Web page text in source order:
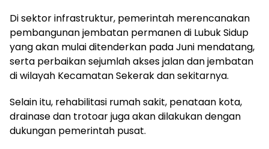
Di sektor infrastruktur, pemerintah merencanakan
pembangunan jembatan permanen di Lubuk Sidup
yang akan mulai ditenderkan pada Juni mendatang,
serta perbaikan sejumlah akses jalan dan jembatan
di wilayah Kecamatan Sekerak dan sekitarnya.
Selain itu, rehabilitasi rumah sakit, penataan kota,
drainase dan trotoar juga akan dilakukan dengan
dukungan pemerintah pusat.